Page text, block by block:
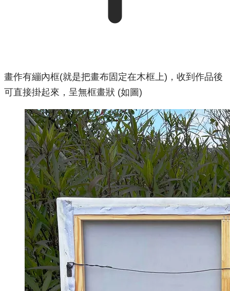
畫作有繃內框(就是把畫布固定在木框上)，收到作品後
可直接掛起來，呈無框畫狀 (如圖)